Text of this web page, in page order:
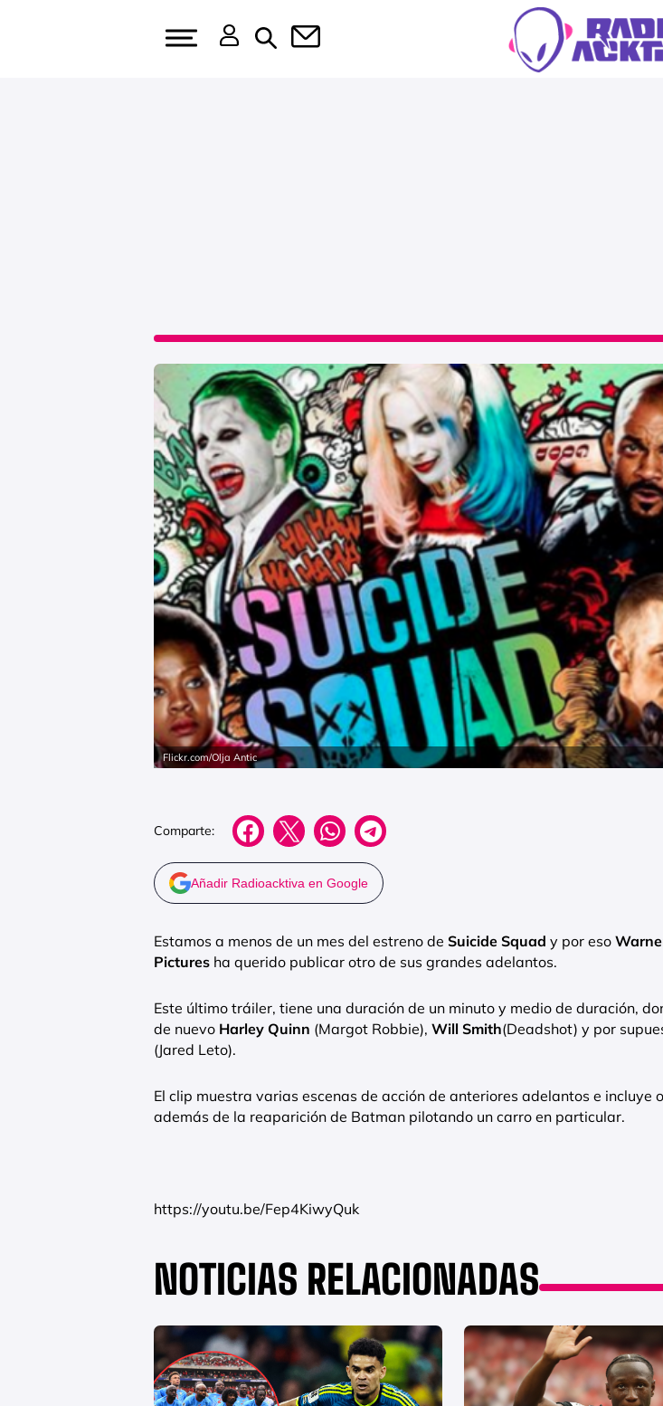
Flickr.com/Olja Antic
Comparte:
Añadir Radioacktiva en Google
Estamos a menos de un mes del estreno de Suicide Squad y por eso
Pictures ha querido publicar otro de sus grandes adelantos.
Este último tráiler, tiene una duración de un minuto y medio de duración,
de nuevo Harley Quinn (Margot Robbie), Will Smith(Deadshot) y por
(Jared Leto).
El clip muestra varias escenas de acción de anteriores adelantos e incluye
además de la reaparición de Batman pilotando un carro en particular.
https://youtu.be/Fep4KiwyQuk
NOTICIAS RELACIONADAS